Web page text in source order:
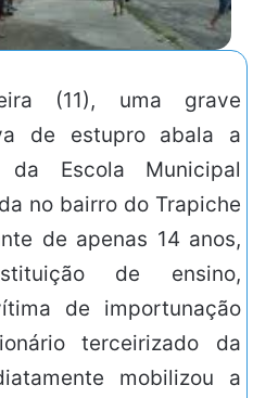
(11), uma grave
de estupro abala a
da Escola Municipal
no bairro do Trapiche
de apenas 14 anos,
de ensino,
de importunação
terceirizado da
mobilizou a